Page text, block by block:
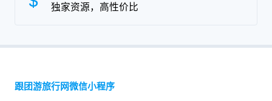
独家资源，高性价比
跟团游旅行网微信小程序